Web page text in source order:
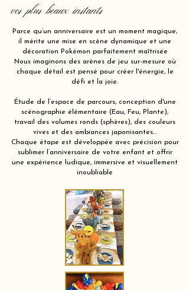
vos plus beaux instants
Parce qu’un anniversaire est un moment magique,
il mérite une mise en scène dynamique et une
décoration Pokémon parfaitement maîtrisée
Nous imaginons des arènes de jeu sur-mesure où
chaque détail est pensé pour créer l'énergie, le
défi et la joie.
Étude de l’espace de parcours, conception d'une
scénographie élémentaire (Eau, Feu, Plante),
travail des volumes ronds (sphères), des couleurs
vives et des ambiances japonisantes…
Chaque étape est développée avec précision pour
sublimer l’anniversaire de votre enfant et offrir
une expérience ludique, immersive et visuellement
inoubliable